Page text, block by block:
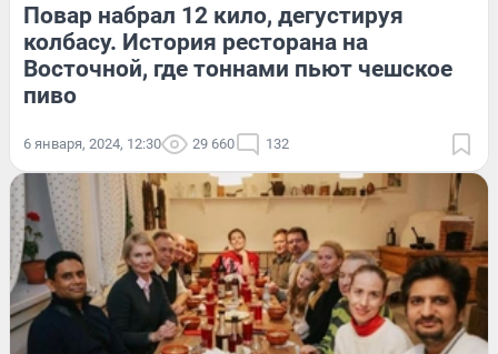
Повар набрал 12 кило, дегустируя
колбасу. История ресторана на
Восточной, где тоннами пьют чешское
пиво
6 января, 2024, 12:30 29 660 132